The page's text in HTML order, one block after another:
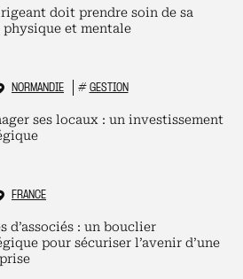
doit prendre soin de sa
physique et mentale
NORMANDIE # GESTION
ses locaux : un investissement
FRANCE
d’associés : un bouclier
pour sécuriser l’avenir d’une